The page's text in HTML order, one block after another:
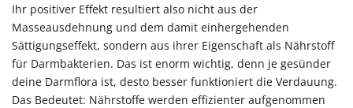
Ihr positiver Effekt resultiert also nicht aus der
Masseausdehnung und dem damit einhergehenden
Sättigungseffekt, sondern aus ihrer Eigenschaft als Nährstoff
für Darmbakterien. Das ist enorm wichtig, denn je gesünder
deine Darmflora ist, desto besser funktioniert die Verdauung.
Das Bedeutet: Nährstoffe werden effizienter aufgenommen